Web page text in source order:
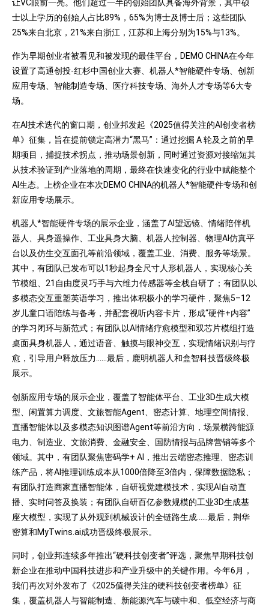
让VC眼前一亮。他们超过一半的创始团队具备海外背景，其中硕
士以上学历的创始人占比89%，65%为博士及博士后；这些团队
25%来自北京，21%来自浙江，江苏和上海分别为15%与13%。
作为早期创业者被看见和被发现的最佳平台，DEMO CHINA在今年
设置了高通创投-红杉中国创业大赛、机器人*智能硬件专场、创新
应用专场、智能制造专场、医疗科技专场、海外人才专场等6大专
场。
在AI技术迭代的窗口期，创业邦发起《2025值得关注的AI创变者榜
单》征集，旨在提前锁定高潜力“黑马”：通过挖掘 A 轮及之前的早
期项目，捕捉技术拐点，推动场景创新，同时通过资源对接缩短其
从技术验证到产业落地的周期，最终在快速变化的行业中赋能整个
AI生态。上榜企业在本次DEMO CHINA的机器人*智能硬件专场和创
新应用专场展示。
机器人*智能硬件专场的展示企业，涵盖了AI望远镜、情绪陪伴机
器人、具身遥操作、工业具身大脑、机器人控制器、物理AI仿真平
台以及仿生交互面孔等前沿领域，覆盖工业、消费、服务等场景。
其中，有团队已发布可以1秒起身全尺寸人形机器人，实现核心关
节模组、21自由度灵巧手与六维力传感器等全栈自研了；有团队以
多模态交互重塑英语学习，推出体积极小的学习硬件，聚焦5–12
岁儿童口语陪练与备考，并配套视听内容卡片，形成“硬件+内容”
的学习闭环与新范式；有团队以AI情绪疗愈模型和双芯片模组打造
桌面具身机器人，通过语音、触摸与眼神交互，实现情绪识别与疗
愈，引导用户释放压力……最后，鹿明机器人和盒智科技晋级终极
展示。
创新应用专场的展示企业，覆盖了智能体平台、工业3D生成大模
型、闲置算力调度、文旅智能Agent、密态计算、地理空间情报、
直播智能体以及多模态知识图谱Agent等前沿方向，场景横跨能源
电力、制造业、文旅消费、金融安全、国防情报与品牌营销等多个
领域。其中，有团队聚焦密码学+ AI，推出云端密态推理、密态训
练产品，将AI推理训练成本从1000倍降至3倍内，保障数据隐私；
有团队打造商家直播智能体，自研视觉建模技术，实现AI自动直
播、实时问答及换装；有团队自研百亿参数规模的工业3D生成基
座大模型，实现了从外观到机械设计的全链路生成……最后，荆华
密算和MyTwins.ai成功晋级终极展示。
同时，创业邦连续多年推出“硬科技创变者”评选，聚焦早期科技创
新企业在推动中国科技进步和产业升级中的关键作用。今年6月，
我们再次对外发布了《2025值得关注的硬科技创变者榜单》征
集，覆盖机器人与智能制造、新能源汽车与碳中和、低空经济与商